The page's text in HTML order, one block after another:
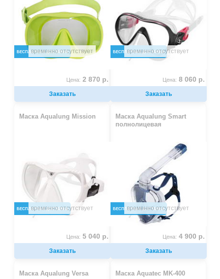
БЕСПЛАТНАЯ ДОСТАВКА
временно отсутствует
Цена: 2 870 р.
Заказать
БЕСПЛАТНАЯ ДОСТАВКА
временно отсутствует
Цена: 8 060 р.
Заказать
Маска Aqualung Mission
БЕСПЛАТНАЯ ДОСТАВКА
временно отсутствует
Цена: 5 040 р.
Заказать
Маска Aqualung Smart
полнолицевая
БЕСПЛАТНАЯ ДОСТАВКА
временно отсутствует
Цена: 4 900 р.
Заказать
Маска Aqualung Versa Маска Aquatec MK-400